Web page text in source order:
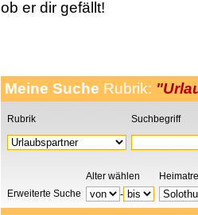
ob er dir gefällt!
Meine Suche Rubrik:
Rubrik Suchbegriff
Alter wählen
Erweiterte Suche
-